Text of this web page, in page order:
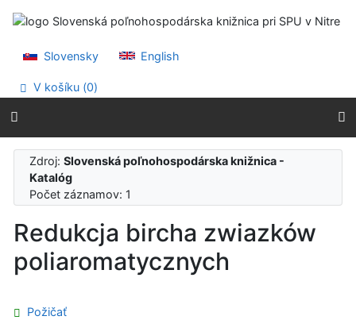
Prejsť na menu
Slovensky
English
V košíku (0)
Zdroj:Slovenská poľnohospodárska knižnica -
Katalóg
Počet záznamov: 1
Redukcja bircha zwiazków
poliaromatycznych
Požičať